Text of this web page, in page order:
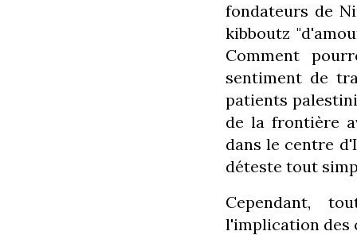
fondateurs de
kibboutz
Comment
sentiment de
patients
de la frontière
dans le centre
déteste tout
Cependant,
l'implication des